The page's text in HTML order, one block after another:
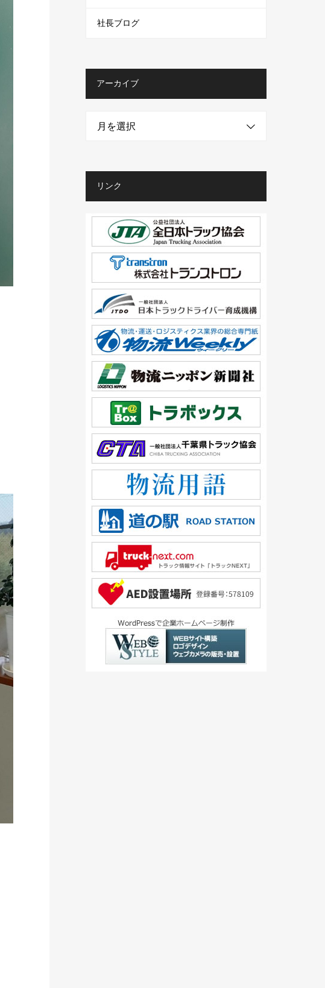
社長ブログ
アーカイブ
月を選択
リンク